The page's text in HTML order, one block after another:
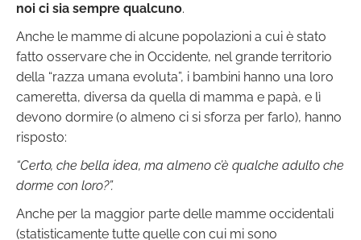
noi ci sia sempre qualcuno.
Anche le mamme di alcune popolazioni a cui è stato
fatto osservare che in Occidente, nel grande territorio
della “razza umana evoluta”, i bambini hanno una loro
cameretta, diversa da quella di mamma e papà, e lì
devono dormire (o almeno ci si sforza per farlo), hanno
risposto:
“Certo, che bella idea, ma almeno c’è qualche adulto che
dorme con loro?”.
Anche per la maggior parte delle mamme occidentali
(statisticamente tutte quelle con cui mi sono